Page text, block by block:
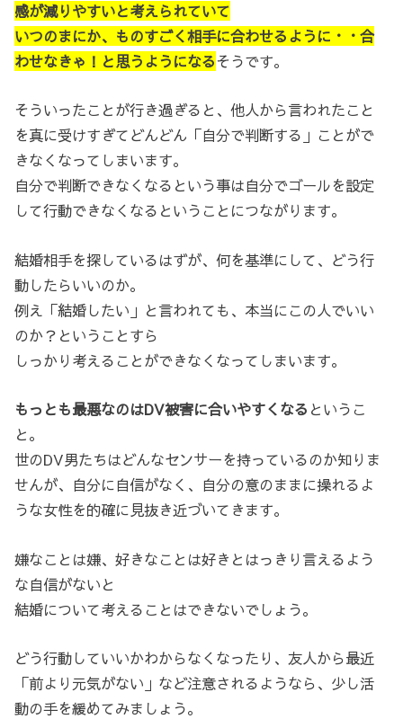
感が減りやすいと考えられていて
いつのまにか、ものすごく相手に合わせるように・・合
わせなきゃ！と思うようになるそうです。
そういったことが行き過ぎると、他人から言われたこと
を真に受けすぎてどんどん「自分で判断する」ことがで
きなくなってしまいます。
自分で判断できなくなるという事は自分でゴールを設定
して行動できなくなるということにつながります。
結婚相手を探しているはずが、何を基準にして、どう行
動したらいいのか。
例え「結婚したい」と言われても、本当にこの人でいい
のか？ということすら
しっかり考えることができなくなってしまいます。
もっとも最悪なのはDV被害に合いやすくなる というこ
と。
世のDV男たちはどんなセンサーを持っているのか知りま
せんが、自分に自信がなく、自分の意のままに操れるよ
うな女性を的確に見抜き近づいてきます。
嫌なことは嫌、好きなことは好きとはっきり言えるよう
な自信がないと
結婚について考えることはできないでしょう。
どう行動していいかわからなくなったり、友人から最近
「前より元気がない」など注意されるようなら、少し活
動の手を緩めてみましょう。